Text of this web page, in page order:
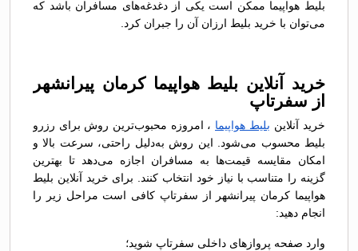
بلیط هواپیما ممکن است یکی از دغدغه‌های مسافران باشد که
می‌توان با خرید بلیط ارزان آن را جبران کرد.
خرید آنلاین بلیط هواپیما کرمان پیرانشهر
از سفرتاپ
خرید آنلاین بلیط هواپیما ، امروزه محبوب‌ترین روش برای رزرو
بلیط محسوب می‌شود. این روش به‌دلیل راحتی، سرعت بالا و
امکان مقایسه قیمت‌ها به مسافران اجازه می‌دهد تا بهترین
گزینه را متناسب با نیاز خود انتخاب کنند. برای خرید آنلاین بلیط
هواپیما کرمان پیرانشهر از سفرتاپ کافی است مراحل زیر را
انجام دهید:
وارد صفحه پروازهای داخلی سفرتاپ شوید؛